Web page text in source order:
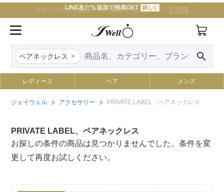
LINE友だち追加で特典GET 詳しく
令和８年熊本地震によるお荷物のお届けについて
ペアネックレス × search
レディース ペア メンズ
ジェイウェル アクセサリー PRIVATE LABEL，ペアネックレス
PRIVATE LABEL、ペアネックレス
お探しの条件の商品は見つかりませんでした。条件を変
更して再度お試しください。